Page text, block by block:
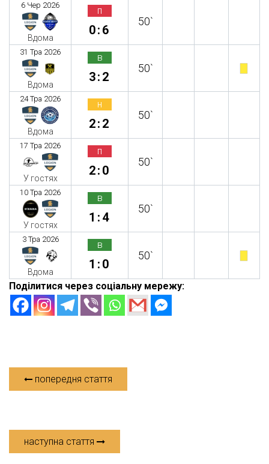
6 Чер 2026
Вдома
п
0:6
50`
31 Тра 2026
Вдома
в
3:2
50`
24 Тра 2026
Вдома
н
2:2
50`
17 Тра 2026
У гостях
п
2:0
50`
10 Тра 2026
У гостях
в
1:4
50`
3 Тра 2026
Вдома
в
1:0
50`
Поділитися через соціальну мережу:
попередня стаття
наступна стаття